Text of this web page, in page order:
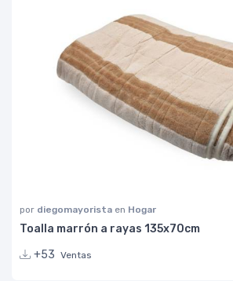
por diegomayorista en Hogar
Toalla marrón a rayas 135x70cm
+53 Ventas